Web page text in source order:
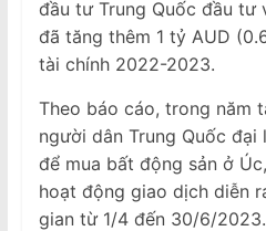
đầu tư Trung Quốc đầu tư
đã tăng thêm 1 tỷ AUD
tài chính 2022-2023.
Theo báo cáo, trong năm
người dân Trung Quốc
để mua bất động sản ở
hoạt động giao dịch diễn
gian từ 1/4 đến 30/6/2023.